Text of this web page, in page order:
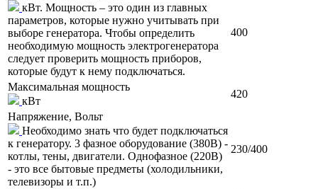
кВт. Мощность – это один из главных
параметров, которые нужно учитывать при
выборе генератора. Чтобы определить
необходимую мощность электрогенератора
следует проверить мощность приборов,
которые будут к нему подключаться.
400
Максимальная мощность
кВт
420
Напряжение, Вольт
Необходимо знать что будет подключаться
к генератору. 3 фазное оборудование (380В) -
котлы, тены, двигатели. Однофазное (220В)
- это все бытовые предметы (холодильники,
телевизоры и т.п.)
230/400